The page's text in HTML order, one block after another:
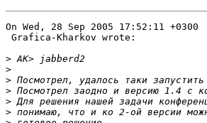
On Wed, 28 Sep 2005 17:52:11 +0300
Grafica-Kharkov wrote:
>
>
>
>
>
>